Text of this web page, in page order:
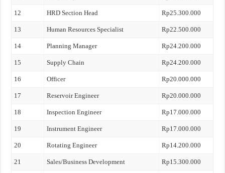
12 HRD Section Head Rp25.300.000
13 Human Resources Specialist Rp22.500.000
14 Planning Manager Rp24.200.000
15 Supply Chain Rp24.200.000
16 Officer Rp20.000.000
17 Reservoir Engineer Rp20.000.000
18 Inspection Engineer Rp17.000.000
19 Instrument Engineer Rp17.000.000
20 Rotating Engineer Rp14.200.000
21 Sales/Business Development Rp15.300.000